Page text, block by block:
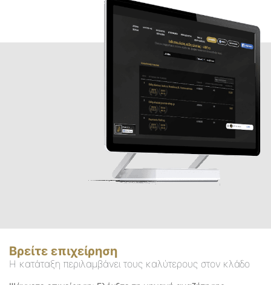
Βρείτε επιχείρηση
Η κατάταξη περιλαμβάνει τους καλύτερους στον κλάδο